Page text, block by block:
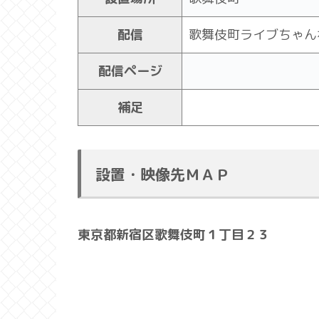
配信 歌舞伎町ライブちゃ
配信ページ
補足
設置・映像先ＭＡＰ
東京都新宿区歌舞伎町１丁目２３